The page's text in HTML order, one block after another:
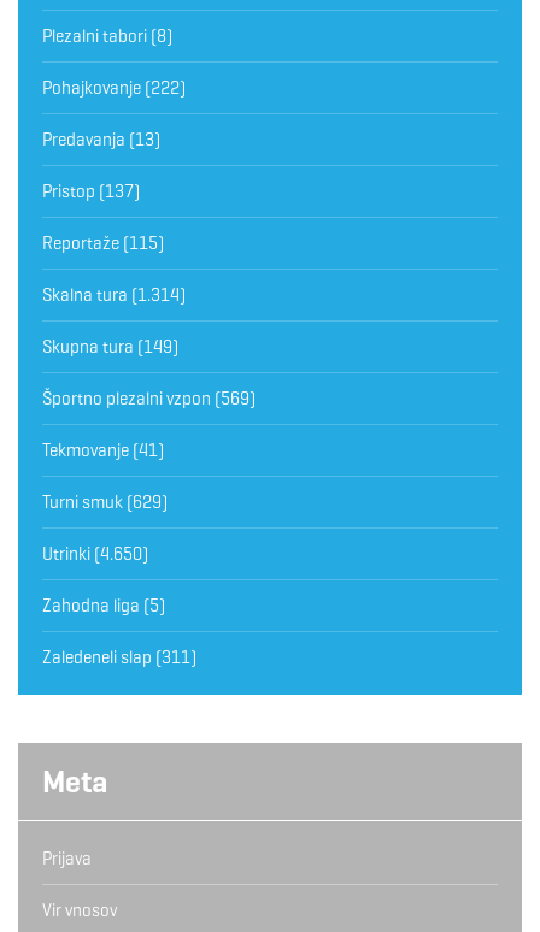
Plezalni tabori (8)
Pohajkovanje (222)
Predavanja (13)
Pristop (137)
Reportaže (115)
Skalna tura (1.314)
Skupna tura (149)
Športno plezalni vzpon (569)
Tekmovanje (41)
Turni smuk (629)
Utrinki (4.650)
Zahodna liga (5)
Zaledeneli slap (311)
Meta
Prijava
Vir vnosov